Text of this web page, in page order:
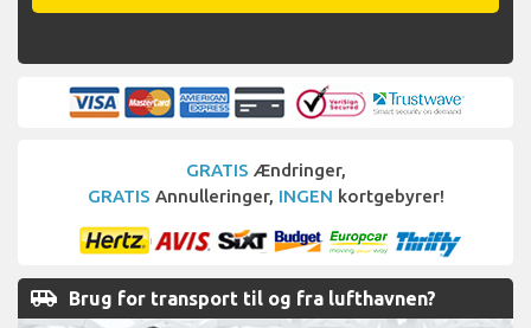
GRATIS Ændringer,
GRATIS Annulleringer, INGEN kortgebyrer!
airport_shuttle Brug for transport til og fra lufthavnen?